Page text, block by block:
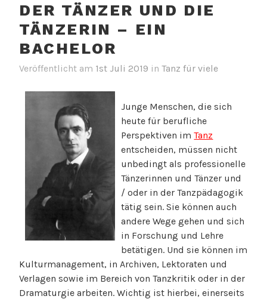
DER TÄNZER UND DIE
TÄNZERIN – EIN
BACHELOR
Veröffentlicht am 1st Juli 2019 in Tanz für viele
Junge Menschen, die sich
heute für berufliche
Perspektiven imTanz
entscheiden, müssen nicht
unbedingt als professionelle
Tänzerinnen und Tänzer und
/ oder in der Tanzpädagogik
tätig sein. Sie können auch
andere Wege gehen und sich
in Forschung und Lehre
betätigen. Und sie können im
Kulturmanagement, in Archiven, Lektoraten und
Verlagen sowie im Bereich von Tanzkritik oder in der
Dramaturgie arbeiten. Wichtig ist hierbei, einerseits